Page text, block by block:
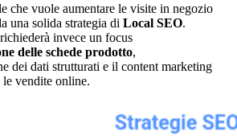
che vuole aumentare le visite in negozio
una solida strategia di Local SEO.
invece un focus
delle schede prodotto,
dei dati strutturati e il content marketing
le vendite online.